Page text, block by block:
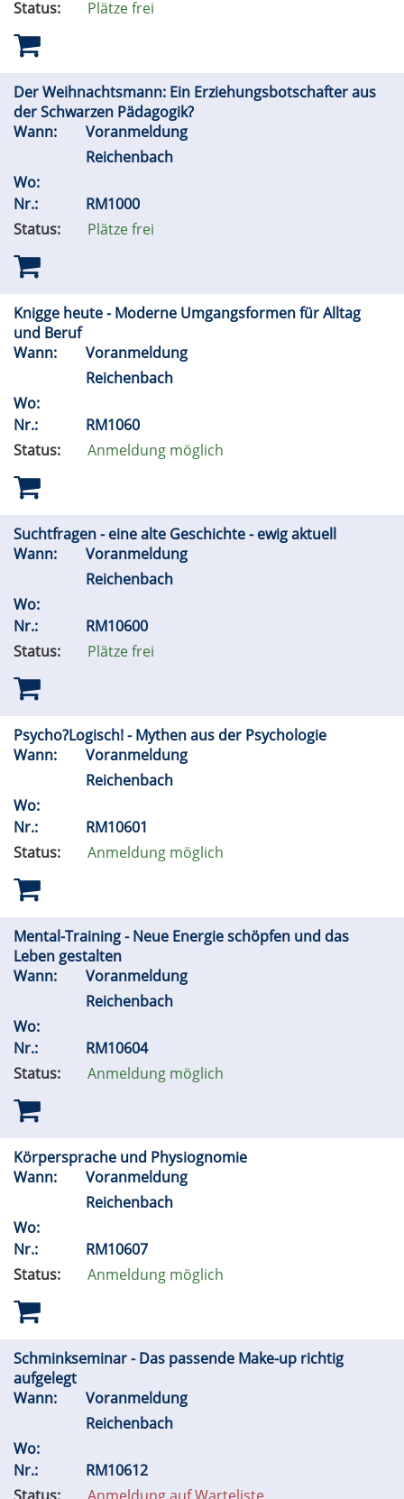
Status:
Plätze frei
Der Weihnachtsmann: Ein Erziehungsbotschafter aus
der Schwarzen Pädagogik?
Wann:
Voranmeldung
Reichenbach
Wo:
Nr.:
RM1000
Status:
Plätze frei
Knigge heute - Moderne Umgangsformen für Alltag
und Beruf
Wann:
Voranmeldung
Reichenbach
Wo:
Nr.:
RM1060
Status:
Anmeldung möglich
Suchtfragen - eine alte Geschichte - ewig aktuell
Wann:
Voranmeldung
Reichenbach
Wo:
Nr.:
RM10600
Status:
Plätze frei
Psycho?Logisch! - Mythen aus der Psychologie
Wann:
Voranmeldung
Reichenbach
Wo:
Nr.:
RM10601
Status:
Anmeldung möglich
Mental-Training - Neue Energie schöpfen und das
Leben gestalten
Wann:
Voranmeldung
Reichenbach
Wo:
Nr.:
RM10604
Status:
Anmeldung möglich
Körpersprache und Physiognomie
Wann:
Voranmeldung
Reichenbach
Wo:
Nr.:
RM10607
Status:
Anmeldung möglich
Schminkseminar - Das passende Make-up richtig
aufgelegt
Wann:
Voranmeldung
Reichenbach
Wo:
Nr.:
RM10612